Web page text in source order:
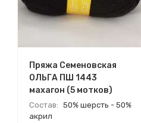
Пряжа Семеновская
ОЛЬГА ПШ 1443
махагон (5 мотков)
Состав: 50% шерсть - 50%
акрил